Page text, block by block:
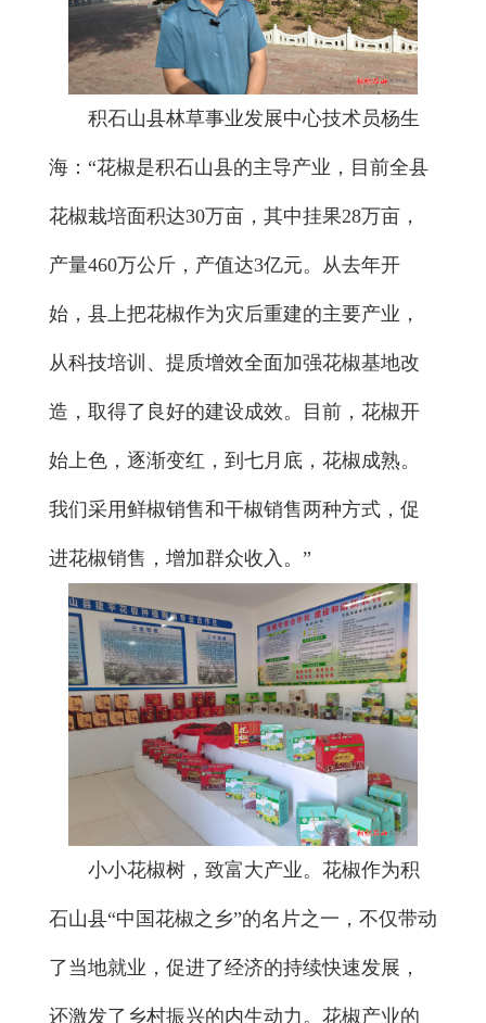
积石山县林草事业发展中心技术员杨生
海：“花椒是积石山县的主导产业，目前全县
花椒栽培面积达30万亩，其中挂果28万亩，
产量460万公斤，产值达3亿元。从去年开
始，县上把花椒作为灾后重建的主要产业，
从科技培训、提质增效全面加强花椒基地改
造，取得了良好的建设成效。目前，花椒开
始上色，逐渐变红，到七月底，花椒成熟。
我们采用鲜椒销售和干椒销售两种方式，促
进花椒销售，增加群众收入。”
小小花椒树，致富大产业。花椒作为积
石山县“中国花椒之乡”的名片之一，不仅带动
了当地就业，促进了经济的持续快速发展，
还激发了乡村振兴的内生动力。花椒产业的